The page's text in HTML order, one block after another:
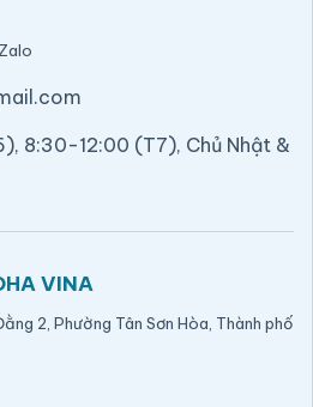
Zalo
8:30-12:00 (T7), Chủ Nhật &
VINA
2, Phường Tân Sơn Hòa, Thành phố